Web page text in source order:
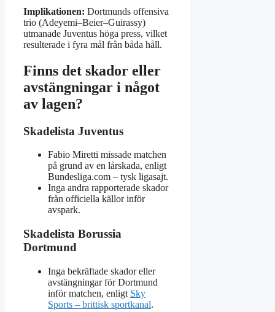
Implikationen: Dortmunds offensiva
trio (Adeyemi–Beier–Guirassy)
utmanade Juventus höga press, vilket
resulterade i fyra mål från båda håll.
Finns det skador eller
avstängningar i något
av lagen?
Skadelista Juventus
Fabio Miretti missade matchen
på grund av en lårskada, enligt
Bundesliga.com – tysk ligasajt.
Inga andra rapporterade skador
från officiella källor inför
avspark.
Skadelista Borussia
Dortmund
Inga bekräftade skador eller
avstängningar för Dortmund
inför matchen, enligt Sky
Sports – brittisk sportkanal.